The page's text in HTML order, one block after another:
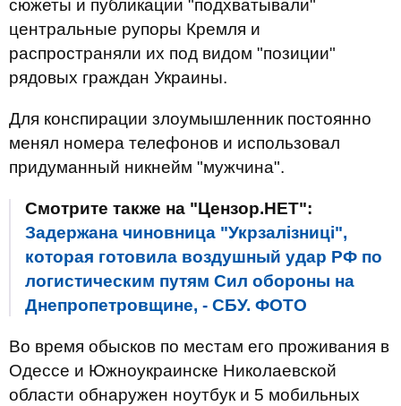
сюжеты и публикации "подхватывали"
центральные рупоры Кремля и
распространяли их под видом "позиции"
рядовых граждан Украины.
Для конспирации злоумышленник постоянно
менял номера телефонов и использовал
придуманный никнейм "мужчина".
Смотрите также на "Цензор.НЕТ":
Задержана чиновница "Укрзалізниці",
которая готовила воздушный удар РФ по
логистическим путям Сил обороны на
Днепропетровщине, - СБУ. ФОТО
Во время обысков по местам его проживания в
Одессе и Южноукраинске Николаевской
области обнаружен ноутбук и 5 мобильных